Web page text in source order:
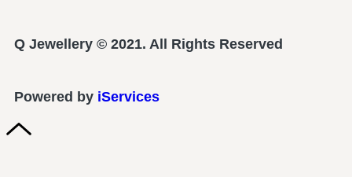
Q Jewellery © 2021. All Rights Reserved
Powered by iServices